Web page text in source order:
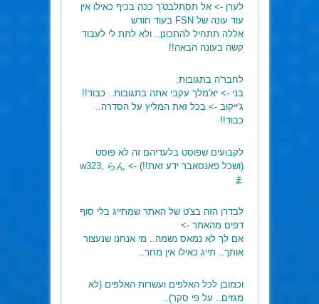
לערן -> אל תסתלבט'ך ככה בכיף כאילו אין
עוד עונה של FSN בעוד חודש
אללה תתחיל להתכונן.. ולא לתת לי לעבוד
קשה בעונה הבאה!!
לחבר'ה בתגובות:
בני -> יא'מלך עקבי אתה בתגובות.. כבוד!!
ג'ייקוב -> בכל זאת המליץ על הסדרה..
כבוד!!
לקבועים שפוסט בלעדיהם זה לא פוסט
(ושכל פאנסאבר ידע זאת!!) -> w323, らん
ま
לבדרן הזה בצ'ט של האתר שמתייג בלי סוף
דפים מהאתר ->
אם לך לא נמאס נשמה.. מי אנחנו שנעצור
אותך.. תייג כאילו אין מחר..
וכמובן לכל האלפים ועשרות האלפים (לא
מגזים.. על פי סקר)..